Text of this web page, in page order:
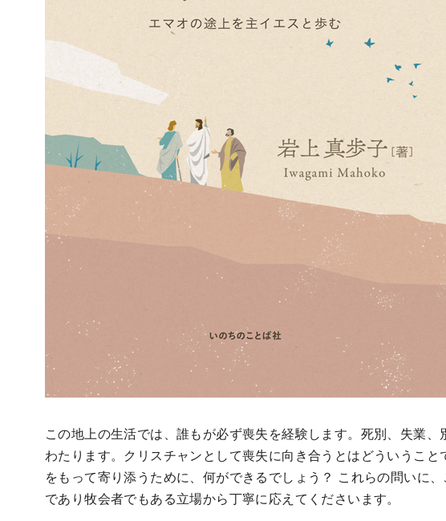
この地上の生活では、誰もが必ず喪失を経験します。死別、失業
わたります。クリスチャンとして喪失に向き合うとはどういうこ
をもって寄り添うために、何ができるでしょう？ これらの問いに
であり牧会者でもある立場から丁寧に応えてくださいます。